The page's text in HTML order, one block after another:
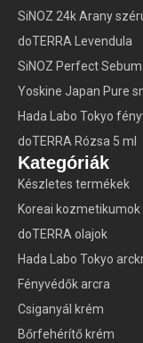
SiNOZ 24k Arany
doTERRA Levendula
SiNOZ Perfect
Yoskine Japan Pure
Hada Labo Tokyo
doTERRA Rózsa 5 ml
Kategóriák
Készletes termékek
Koreai kozmetikumok
doTERRA olajok
Hada Labo Tokyo
Fényvédők arcra
Csiganyál krém
Bőrfehérítő krém